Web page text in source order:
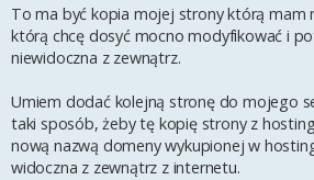
To ma być kopia mojej strony którą mam
którą chcę dosyć mocno modyfikować i
niewidoczna z zewnątrz.
Umiem dodać kolejną stronę do mojego
taki sposób, żeby tę kopię strony z
nową nazwą domeny wykupionej w
widoczna z zewnątrz z internetu.